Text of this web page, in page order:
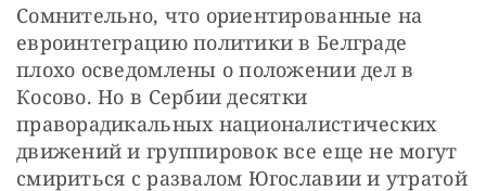
Сомнительно, что ориентированные на
евроинтеграцию политики в Белграде
плохо осведомлены о положении дел в
Косово. Но в Сербии десятки
праворадикальных националистических
движений и группировок все еще не могут
смириться с развалом Югославии и утратой